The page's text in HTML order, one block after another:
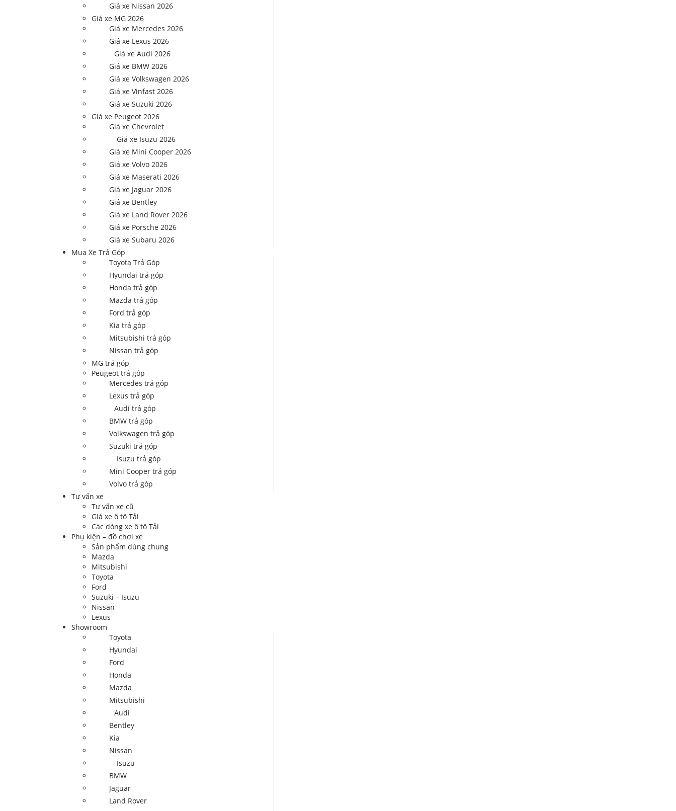
Giá xe Nissan 2026
Giá xe MG 2026
Giá xe Mercedes 2026
Giá xe Lexus 2026
Giá xe Audi 2026
Giá xe BMW 2026
Giá xe Volkswagen 2026
Giá xe Vinfast 2026
Giá xe Suzuki 2026
Giá xe Peugeot 2026
Giá xe Chevrolet
Giá xe Isuzu 2026
Giá xe Mini Cooper 2026
Giá xe Volvo 2026
Giá xe Maserati 2026
Giá xe Jaguar 2026
Giá xe Bentley
Giá xe Land Rover 2026
Giá xe Porsche 2026
Giá xe Subaru 2026
Mua Xe Trả Góp
Toyota Trả Góp
Hyundai trả góp
Honda trả góp
Mazda trả góp
Ford trả góp
Kia trả góp
Mitsubishi trả góp
Nissan trả góp
MG trả góp
Peugeot trả góp
Mercedes trả góp
Lexus trả góp
Audi trả góp
BMW trả góp
Volkswagen trả góp
Suzuki trả góp
Isuzu trả góp
Mini Cooper trả góp
Volvo trả góp
Tư vấn xe
Tư vấn xe cũ
Giá xe ô tô Tải
Các dòng xe ô tô Tải
Phụ kiện – đồ chơi xe
Sản phẩm dùng chung
Mazda
Mitsubishi
Toyota
Ford
Suzuki – Isuzu
Nissan
Lexus
Showroom
Toyota
Hyundai
Ford
Honda
Mazda
Mitsubishi
Audi
Bentley
Kia
Nissan
Isuzu
BMW
Jaguar
Land Rover